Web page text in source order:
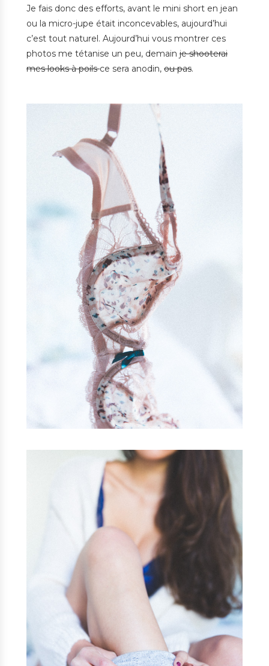
Je fais donc des efforts, avant le mini short en jean
ou la micro-jupe était inconcevables, aujourd’hui
c’est tout naturel. Aujourd’hui vous montrer ces
photos me tétanise un peu, demain je shooterai
mes looks à poilsce sera anodin, ou pas.